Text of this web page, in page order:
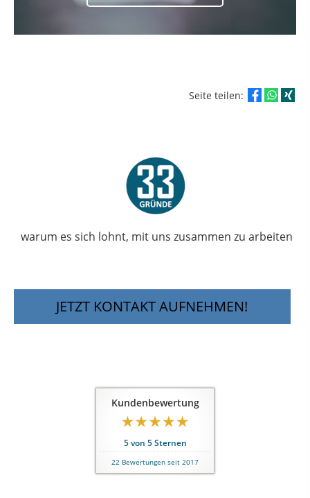
Seite teilen:
warum es sich lohnt, mit uns zusammen zu arbeiten
JETZT KONTAKT AUFNEHMEN!
Kundenbewertung
5von 5Sternen
22 Bewertungen seit 2017